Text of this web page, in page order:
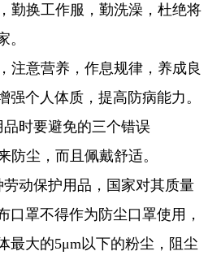
勤换工作服，勤洗澡，杜绝将
。
注意营养，作息规律，养成良
强个人体质，提高防病能力。
时要避免的三个错误
防尘，而且佩戴舒适。
动保护用品，国家对其质量
口罩不得作为防尘口罩使用，
最大的5μm以下的粉尘，阻尘